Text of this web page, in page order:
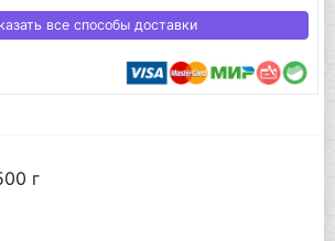
все способы доставки
г